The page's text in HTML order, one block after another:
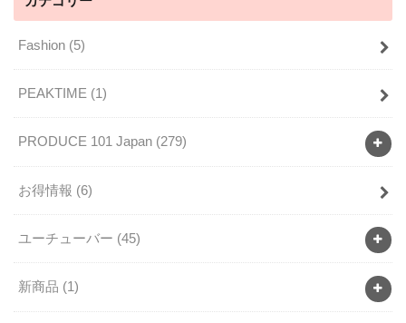
Fashion (5)
PEAKTIME (1)
PRODUCE 101 Japan (279)
お得情報 (6)
ユーチューバー (45)
新商品 (1)